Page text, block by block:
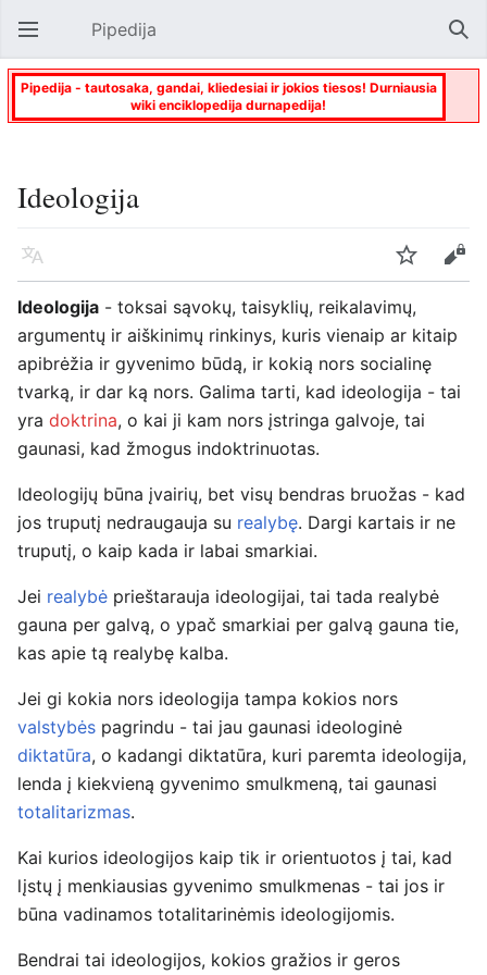
Atverti pagrindinį meniu Pipedija
Pipedija - tautosaka, gandai, kliedesiai ir jokios tiesos! Durniausia
wiki enciklopedija durnapedija!
Ideologija
Kalba Stebėti
Keisti
Ideologija - toksai sąvokų, taisyklių, reikalavimų,
argumentų ir aiškinimų rinkinys, kuris vienaip ar kitaip
apibrėžia ir gyvenimo būdą, ir kokią nors socialinę
tvarką, ir dar ką nors. Galima tarti, kad ideologija - tai
yra doktrina, o kai ji kam nors įstringa galvoje, tai
gaunasi, kad žmogus indoktrinuotas.
Ideologijų būna įvairių, bet visų bendras bruožas - kad
jos truputį nedraugauja su realybę. Dargi kartais ir ne
truputį, o kaip kada ir labai smarkiai.
Jei realybė prieštarauja ideologijai, tai tada realybė
gauna per galvą, o ypač smarkiai per galvą gauna tie,
kas apie tą realybę kalba.
Jei gi kokia nors ideologija tampa kokios nors
valstybės pagrindu - tai jau gaunasi ideologinė
diktatūra, o kadangi diktatūra, kuri paremta ideologija,
lenda į kiekvieną gyvenimo smulkmeną, tai gaunasi
totalitarizmas.
Kai kurios ideologijos kaip tik ir orientuotos į tai, kad
lįstų į menkiausias gyvenimo smulkmenas - tai jos ir
būna vadinamos totalitarinėmis ideologijomis.
Bendrai tai ideologijos, kokios gražios ir geros